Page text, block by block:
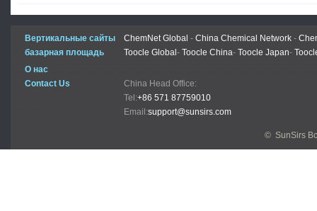
Вертикальные сайты ChemNet Global - China Chemical Network -
базарная площадь
Toocle Global- Toocle China- Toocle Japan-
О нас
Contact Us
China Head Office:
Tel:+86 571 87759010
Email:support@sunsirs.com
© SunSirs